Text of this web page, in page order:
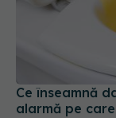
Ce înseamnă
alarmă pe